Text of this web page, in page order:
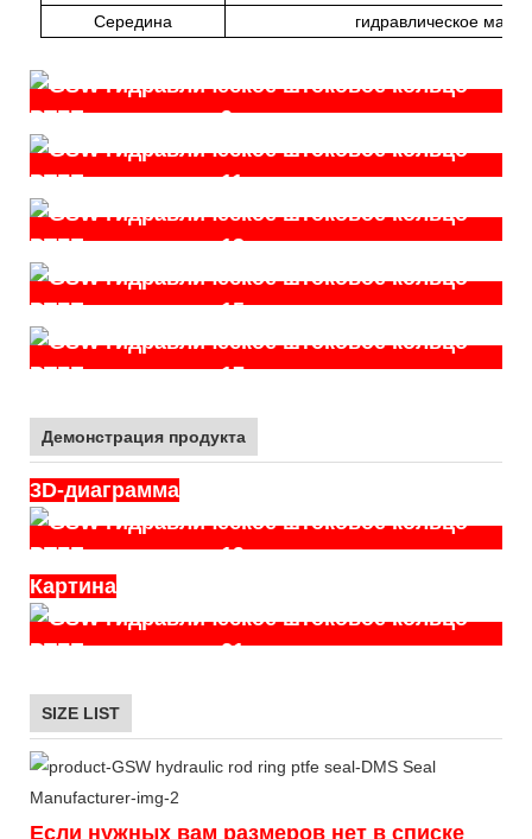
Середина
гидравлическое
Демонстрация продукта
3D-диаграмма
Картина
SIZE LIST
Если нужных вам размеров нет в списке